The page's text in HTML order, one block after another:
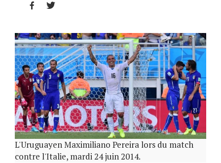
 
L'Uruguayen Maximiliano Pereira lors du match
contre l'Italie, mardi 24 juin 2014.